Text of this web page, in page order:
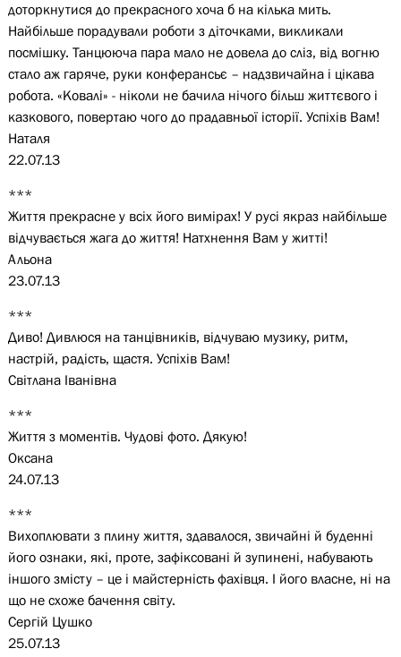
доторкнутися до прекрасного хоча б на кілька мить.
Найбільше порадували роботи з діточками, викликали
посмішку. Танцююча пара мало не довела до сліз, від вогню
стало аж гаряче, руки конферансьє – надзвичайна і цікава
робота. «Ковалі» - ніколи не бачила нічого більш життєвого і
казкового, повертаю чого до прадавньої історії. Успіхів Вам!
Наталя
22.07.13
***
Життя прекрасне у всіх його вимірах! У русі якраз найбільше
відчувається жага до життя! Натхнення Вам у житті!
Альона
23.07.13
***
Диво! Дивлюся на танцівників, відчуваю музику, ритм,
настрій, радість, щастя. Успіхів Вам!
Світлана Іванівна
***
Життя з моментів. Чудові фото. Дякую!
Оксана
24.07.13
***
Вихоплювати з плину життя, здавалося, звичайні й буденні
його ознаки, які, проте, зафіксовані й зупинені, набувають
іншого змісту – це і майстерність фахівця. І його власне, ні на
що не схоже бачення світу.
Сергій Цушко
25.07.13